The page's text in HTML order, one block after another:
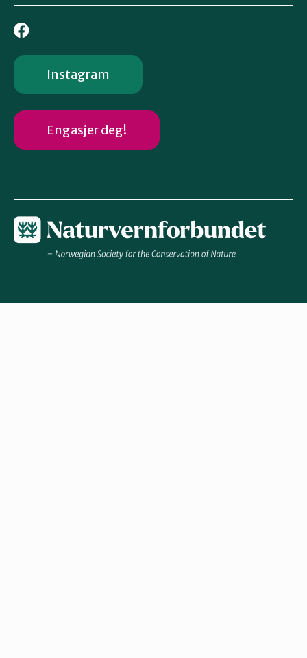
Instagram
Engasjer deg!